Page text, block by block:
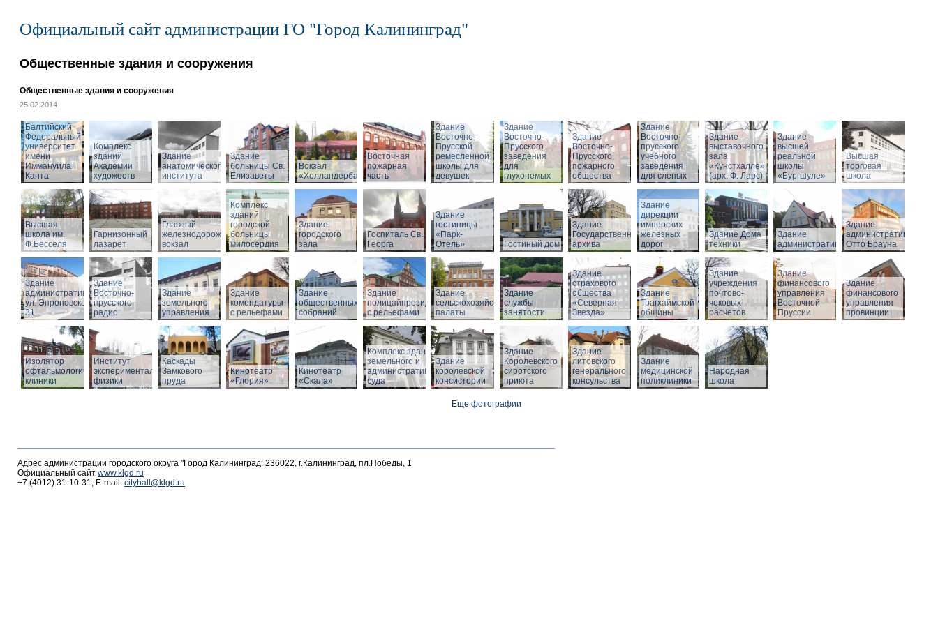
Официальный сайт администрации ГО "Город Калининград"
Общественные здания и сооружения
Общественные здания и сооружения
25.02.2014
Балтийский
Федеральный
университет
имени
Иммануила
Канта
Комплекс
зданий
Академии
художеств
Здание
анатомического
института
Здание
больницы Св.
Елизаветы
Вокзал
«Холландербаум»
Восточная
пожарная
часть
Здание
Восточно-
Прусской
ремесленной
школы для
девушек
Здание
Восточно-
Прусского
заведения
для
глухонемых
Здание
Восточно-
Прусского
пожарного
общества
Здание
Восточно-
прусского
учебного
заведения
для слепых
Здание
выставочного
зала
«Кунстхалле»
(арх. Ф. Ларс)
Здание
высшей
реальной
школы
«Бургшуле»
Высшая
торговая
школа
Высшая
школа им.
Ф.Бесселя
Гарнизонный
лазарет
Главный
железнодорожный
вокзал
Комплекс
зданий
городской
больницы
милосердия
Здание
городского
зала
Госпиталь Св.
Георга
Здание
гостиницы
«Парк-
Отель»
Гостиный дом
Здание
Государственного
архива
Здание
дирекции
имперских
железных
дорог
Здание Дома
техники
Здание
административное
Здание
административное
Отто Брауна
Здание
административное,
ул. Эпроновская,
31
Здание
Восточно-
прусского
радио
Здание
земельного
управления
Здание
комендатуры
с рельефами
Здание
общественных
собраний
Здание
полицайпрезидиума
с рельефами
Здание
сельскохозяйственной
палаты
Здание
службы
занятости
Здание
страхового
общества
«Северная
Звезда»
Здание
Трагхаймской
общины
Здание
учреждения
почтово-
чековых
расчетов
Здание
финансового
управления
Восточной
Пруссии
Здание
финансового
управления
провинции
Изолятор
офтальмологической
клиники
Институт
экспериментальной
физики
Каскады
Замкового
пруда
Кинотеатр
«Глория»
Кинотеатр
«Скала»
Комплекс зданий
земельного и
административного
суда
Здание
королевской
консистории
Здание
Королевского
сиротского
приюта
Здание
литовского
генерального
консульства
Здание
медицинской
поликлиники
Народная
школа
Еще фотографии
Адрес администрации городского округа "Город Калининград: 236022, г.Калининград, пл.Победы, 1
Официальный сайт www.klgd.ru
+7 (4012) 31-10-31, E-mail: cityhall@klgd.ru